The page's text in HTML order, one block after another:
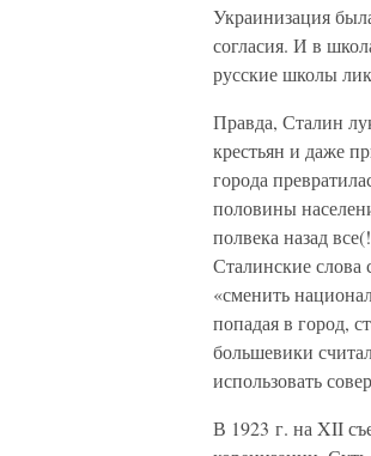
Украинизация
согласия. И в
русские школы
Правда, Сталин
крестьян и даже
города
половины
полвека назад
Сталинские
«сменить
попадая в город,
большевики
использовать
В 1923 г. на XII